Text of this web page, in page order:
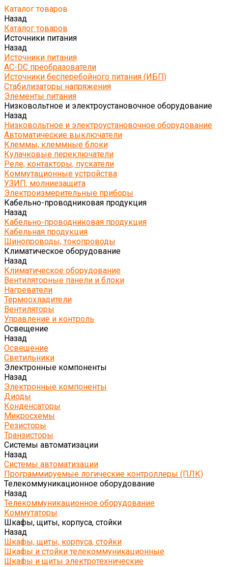
Каталог товаров
Назад
Каталог товаров
Источники питания
Назад
Источники питания
AC-DC преобразователи
Источники бесперебойного питания (ИБП)
Стабилизаторы напряжения
Элементы питания
Низковольтное и электроустановочное оборудование
Назад
Низковольтное и электроустановочное оборудование
Автоматические выключатели
Клеммы, клеммные блоки
Кулачковые переключатели
Реле, контакторы, пускатели
Коммутационные устройства
УЗИП, молниезащита
Электроизмерительные приборы
Кабельно-проводниковая продукция
Назад
Кабельно-проводниковая продукция
Кабельная продукция
Шинопроводы, токопроводы
Климатическое оборудование
Назад
Климатическое оборудование
Вентиляторные панели и блоки
Нагреватели
Термоохладители
Вентиляторы
Управление и контроль
Освещение
Назад
Освещение
Светильники
Электронные компоненты
Назад
Электронные компоненты
Диоды
Конденсаторы
Микросхемы
Резисторы
Транзисторы
Системы автоматизации
Назад
Системы автоматизации
Программируемые логические контроллеры (ПЛК)
Телекоммуникационное оборудование
Назад
Телекоммуникационное оборудование
Коммутаторы
Шкафы, щиты, корпуса, стойки
Назад
Шкафы, щиты, корпуса, стойки
Шкафы и стойки телекоммуникационные
Шкафы и щиты электротехнические